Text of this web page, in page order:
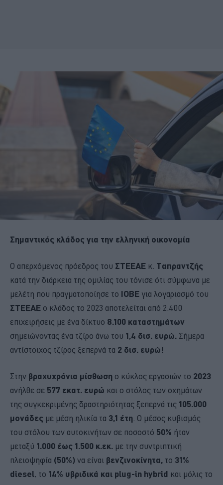
Σημαντικός κλάδος για την ελληνική οικονομία
Ο απερχόμενος πρόεδρος του ΣΤΕΕΑΕ κ. Ταπραντζής
κατά την διάρκεια της ομιλίας του τόνισε ότι σύμφωνα με
μελέτη που πραγματοποίησε το ΙΟΒΕ για λογαριασμό του
ΣΤΕΕΑΕ ο κλάδος το 2023 αποτελείται από 2.400
επιχειρήσεις με ένα δίκτυο 8.100 καταστημάτων
σημειώνοντας ένα τζίρο άνω του 1,4 δισ. ευρώ. Σήμερα
αντίστοιχος τζίρος ξεπερνά τα 2 δισ. ευρώ!
Στην βραχυχρόνια μίσθωση ο κύκλος εργασιών το 2023
ανήλθε σε 577 εκατ. ευρώ και ο στόλος των οχημάτων
της συγκεκριμένης δραστηριότητας ξεπερνά τις 105.000
μονάδες με μέση ηλικία τα 3,1 έτη. Ο μέσος κυβισμός
του στόλου των αυτοκινήτων σε ποσοστό 50% ήταν
μεταξύ 1.000 έως 1.500 κ.εκ. με την συντριπτική
πλειοψηφία (50%) να είναι βενζινοκίνητα, το 31%
diesel, το 14% υβριδικά και plug-in hybrid και μόλις το